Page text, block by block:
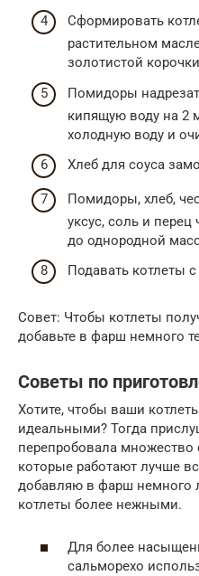
Сформировать
растительном
золотистой
Помидоры
кипящую воду на 2
холодную воду и
Хлеб для соуса
Помидоры, хлеб,
уксус, соль и
до однородной
Подавать котлеты
Совет: Чтобы котлеты
добавьте в фарш немного
Советы по
Хотите, чтобы ваши
идеальными? Тогда
перепробовала множество
которые работают лучше
добавляю в фарш немного
котлеты более нежными.
Для более
сальморехо